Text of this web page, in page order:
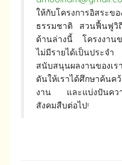
ให้กับโครงการอิสระข
ธรรมชาติ สวนฟื้นฟูวิ
ด้านล่างนี้ โครงงานข
ไม่มีรายได้เป็นประจ
สนับสนุนผลงานของเ
ดันให้เราได้ศึกษาค้น
งาน และแบ่งปันควา
สังคมสืบต่อไป!